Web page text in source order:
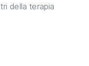
della terapia